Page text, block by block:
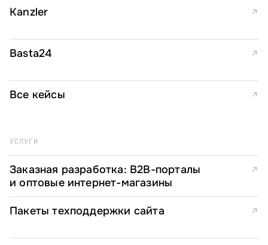
Kanzler ↗
Basta24 ↗
Все кейсы ↗
УСЛУГИ
Заказная разработка: B2B-порталы
и оптовые интернет-магазины
↗
Пакеты техподдержки сайта ↗